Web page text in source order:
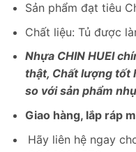
Sản phẩm đạt tiêu
Chất liệu: Tủ được
Nhựa CHIN HUEI
thật, Chất lượng tốt
so với sản phẩm
Giao hàng, lắp ráp
Hãy liên hệ ngay